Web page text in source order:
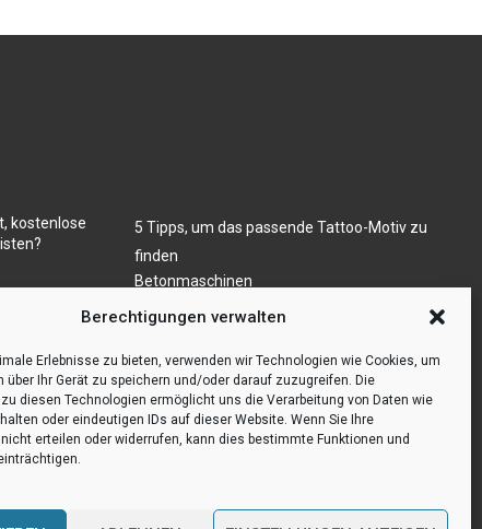
Berechtigungen verwalten
Erlebnisse zu bieten, verwenden wir Technologien wie Cookies, um
über Ihr Gerät zu speichern und/oder darauf zuzugreifen. Die
diesen Technologien ermöglicht uns die Verarbeitung von Daten wie
oder eindeutigen IDs auf dieser Website. Wenn Sie Ihre
erteilen oder widerrufen, kann dies bestimmte Funktionen und
kostenlose
und/oder
5 Tipps, um das passende Tattoo-Motiv zu
finden
Betonmaschinen
Die Automatisierung der Sackentleerung